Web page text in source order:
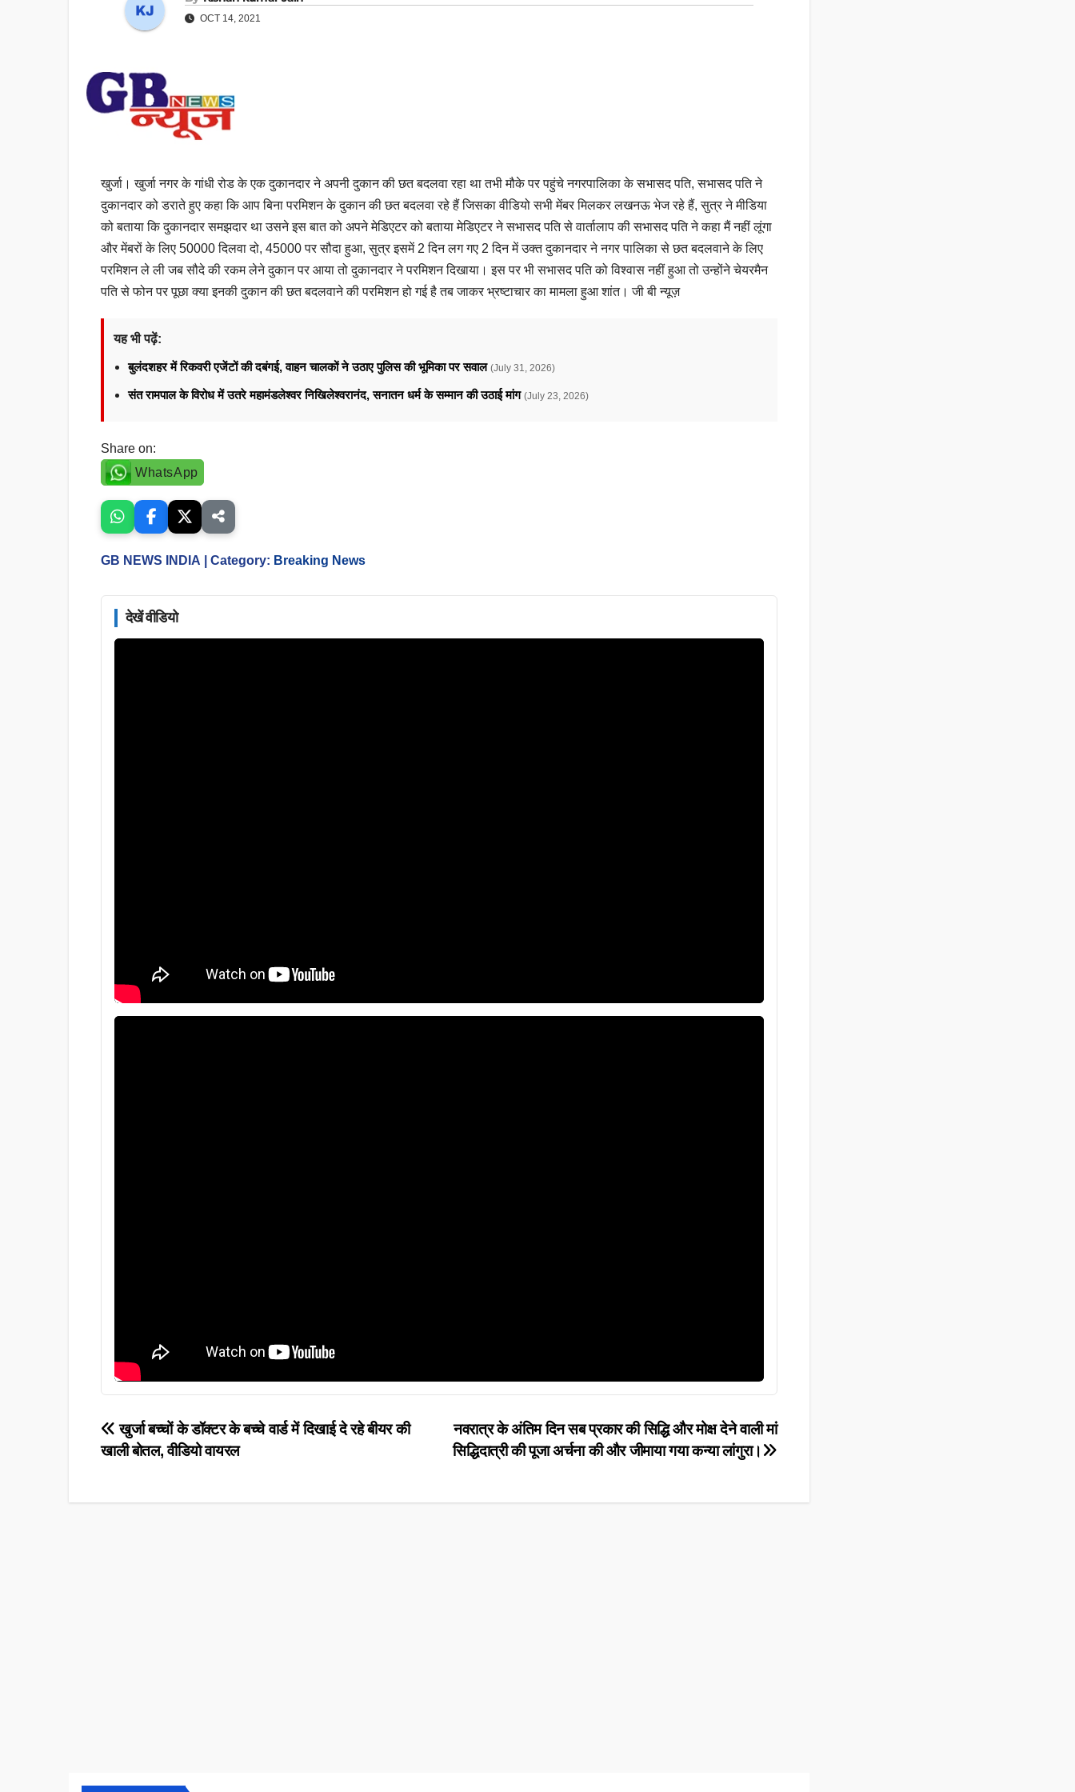
OCT 14, 2021
खुर्जा। खुर्जा नगर के गांधी रोड के एक दुकानदार ने अपनी दुकान की छत बदलवा रहा था तभी मौके पर पहुंचे नगरपालिका के सभासद पति, सभासद पति ने
दुकानदार को डराते हुए कहा कि आप बिना परमिशन के दुकान की छत बदलवा रहे हैं जिसका वीडियो सभी मेंबर मिलकर लखनऊ भेज रहे हैं, सुत्र ने मीडिया
को बताया कि दुकानदार समझदार था उसने इस बात को अपने मेडिएटर को बताया मेडिएटर ने सभासद पति से वार्तालाप की सभासद पति ने कहा मैं नहीं लूंगा
और मेंबरों के लिए 50000 दिलवा दो, 45000 पर सौदा हुआ, सुत्र इसमें 2 दिन लग गए 2 दिन में उक्त दुकानदार ने नगर पालिका से छत बदलवाने के लिए
परमिशन ले ली जब सौदे की रकम लेने दुकान पर आया तो दुकानदार ने परमिशन दिखाया। इस पर भी सभासद पति को विश्वास नहीं हुआ तो उन्होंने चेयरमैन
पति से फोन पर पूछा क्या इनकी दुकान की छत बदलवाने की परमिशन हो गई है तब जाकर भ्रष्टाचार का मामला हुआ शांत। जी बी न्यूज़
यह भी पढ़ें:
बुलंदशहर में रिकवरी एजेंटों की दबंगई, वाहन चालकों ने उठाए पुलिस की भूमिका पर सवाल (July 31, 2026)
संत रामपाल के विरोध में उतरे महामंडलेश्वर निखिलेश्वरानंद, सनातन धर्म के सम्मान की उठाई मांग (July 23, 2026)
Share on:
WhatsApp
GB NEWS INDIA | Category: Breaking News
देखें वीडियो
Post
navigation
नवरात्र के अंतिम दिन सब प्रकार की सिद्धि और मोक्ष देने वाली मां
सिद्धिदात्री की पूजा अर्चना की और जीमाया गया कन्या लांगुरा।
खुर्जा बच्चों के डॉक्टर के बच्चे वार्ड में दिखाई दे रहे बीयर की
खाली बोतल, वीडियो वायरल